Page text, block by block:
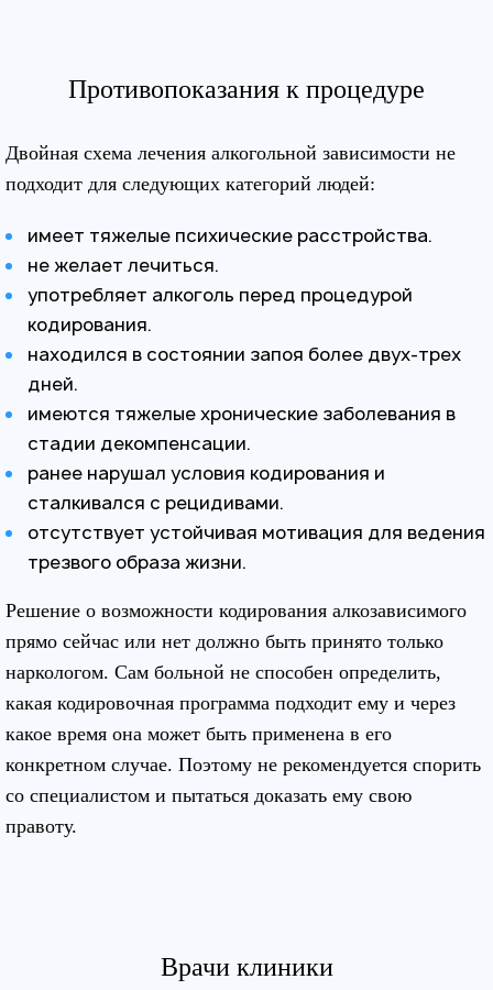
Противопоказания к процедуре
Двойная схема лечения алкогольной зависимости не
подходит для следующих категорий людей:
имеет тяжелые психические расстройства.
не желает лечиться.
употребляет алкоголь перед процедурой
кодирования.
находился в состоянии запоя более двух-трех
дней.
имеются тяжелые хронические заболевания в
стадии декомпенсации.
ранее нарушал условия кодирования и
сталкивался с рецидивами.
отсутствует устойчивая мотивация для ведения
трезвого образа жизни.
Решение о возможности кодирования алкозависимого
прямо сейчас или нет должно быть принято только
наркологом. Сам больной не способен определить,
какая кодировочная программа подходит ему и через
какое время она может быть применена в его
конкретном случае. Поэтому не рекомендуется спорить
со специалистом и пытаться доказать ему свою
правоту.
Врачи клиники